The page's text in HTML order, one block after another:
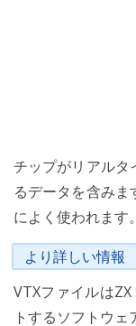
チップがリアルタ
るデータを含み
によく使われます。
より詳しい情報
VTXファイルは
トするソフトウェ